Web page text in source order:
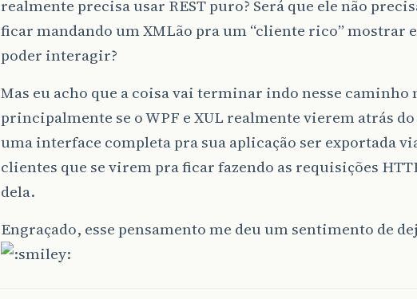
realmente precisa usar REST puro? Será que ele não
ficar mandando um XMLão pra um “cliente rico” mostrar
poder interagir?
Mas eu acho que a coisa vai terminar indo nesse caminho
principalmente se o WPF e XUL realmente vierem atrás do
uma interface completa pra sua aplicação ser exportada
clientes que se virem pra ficar fazendo as requisições
dela.
Engraçado, esse pensamento me deu um sentimento de